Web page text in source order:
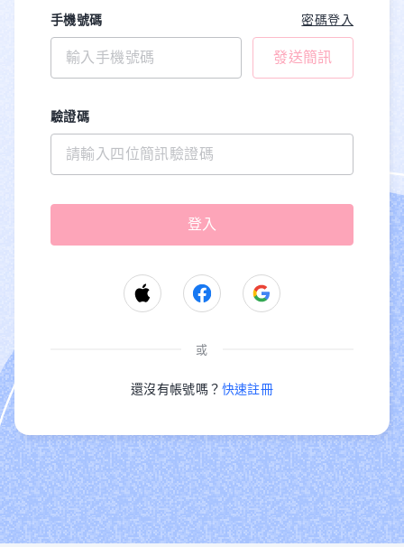
手機號碼 密碼登入
發送簡訊
驗證碼
或
還沒有帳號嗎？ 快速註冊